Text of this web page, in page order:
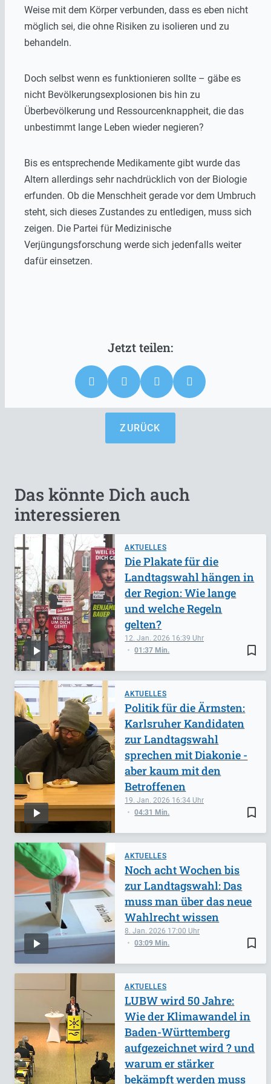
Weise mit dem Körper verbunden, dass es eben nicht
möglich sei, die ohne Risiken zu isolieren und zu
behandeln.
Doch selbst wenn es funktionieren sollte – gäbe es
nicht Bevölkerungsexplosionen bis hin zu
Überbevölkerung und Ressourcenknappheit, die das
unbestimmt lange Leben wieder negieren?
Bis es entsprechende Medikamente gibt wurde das
Altern allerdings sehr nachdrücklich von der Biologie
erfunden. Ob die Menschheit gerade vor dem Umbruch
steht, sich dieses Zustandes zu entledigen, muss sich
zeigen. Die Partei für Medizinische
Verjüngungsforschung werde sich jedenfalls weiter
dafür einsetzen.
ZURÜCK
Das könnte Dich auch
interessieren
AKTUELLES
bookmark_border
12. Jan. 2026 16:39
01:37 Min.
Die Plakate für die
Landtagswahl hängen in
der Region: Wie lange
und welche Regeln
gelten?
AKTUELLES
bookmark_border
19. Jan. 2026 16:34
04:31 Min.
Politik für die Ärmsten:
Karlsruher Kandidaten
zur Landtagswahl
sprechen mit Diakonie -
aber kaum mit den
Betroffenen
AKTUELLES
bookmark_border
8. Jan. 2026 17:00
03:09 Min.
Noch acht Wochen bis
zur Landtagswahl: Das
muss man über das neue
Wahlrecht wissen
AKTUELLES
LUBW wird 50 Jahre:
Wie der Klimawandel in
Baden-Württemberg
aufgezeichnet wird ? und
warum er stärker
bekämpft werden muss